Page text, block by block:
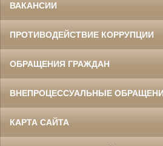
ВАКАНСИИ
ПРОТИВОДЕЙСТВИЕ КОРРУПЦИИ
ОБРАЩЕНИЯ ГРАЖДАН
ВНЕПРОЦЕССУАЛЬНЫЕ
КАРТА САЙТА